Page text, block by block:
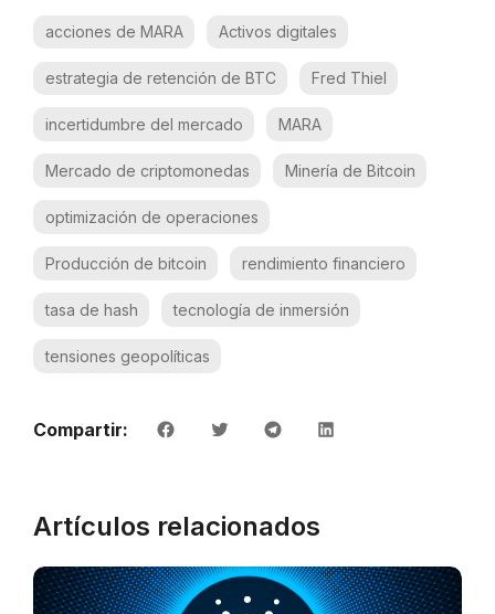
acciones de MARA Activos digitales
estrategia de retención de BTC Fred Thiel
incertidumbre del mercado MARA
Mercado de criptomonedas Minería de Bitcoin
optimización de operaciones
Producción de bitcoin rendimiento financiero
tasa de hash tecnología de inmersión
tensiones geopolíticas
Compartir:
Artículos relacionados